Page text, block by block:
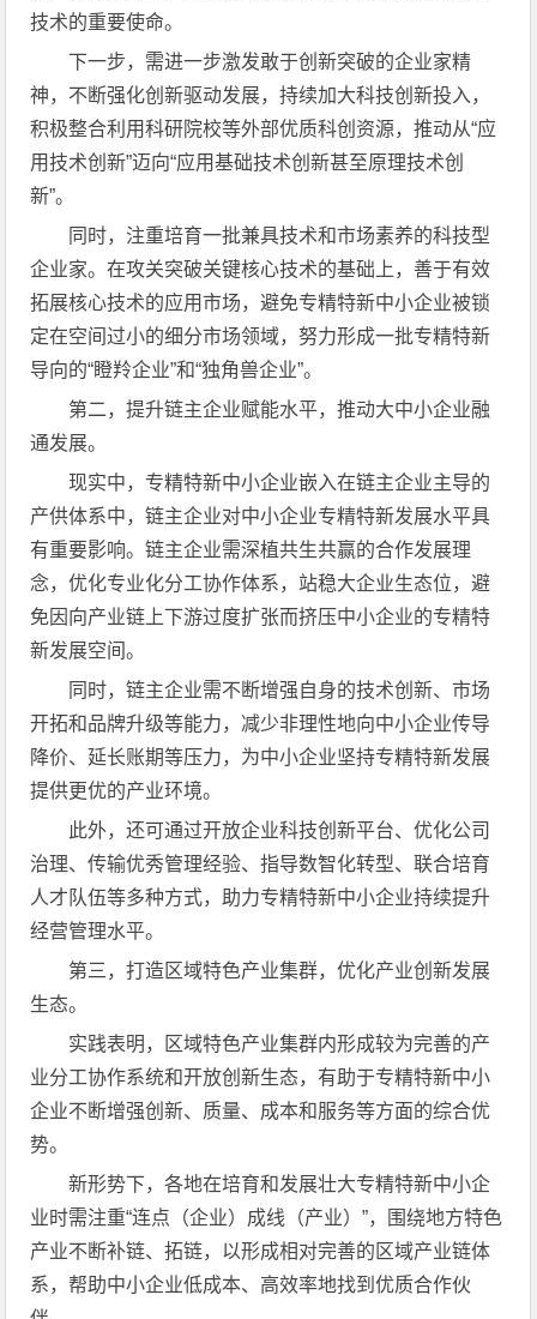
技术的重要使命。
下一步，需进一步激发敢于创新突破的企业家精
神，不断强化创新驱动发展，持续加大科技创新投入，
积极整合利用科研院校等外部优质科创资源，推动从“应
用技术创新”迈向“应用基础技术创新甚至原理技术创
新”。
同时，注重培育一批兼具技术和市场素养的科技型
企业家。在攻关突破关键核心技术的基础上，善于有效
拓展核心技术的应用市场，避免专精特新中小企业被锁
定在空间过小的细分市场领域，努力形成一批专精特新
导向的“瞪羚企业”和“独角兽企业”。
第二，提升链主企业赋能水平，推动大中小企业融
通发展。
现实中，专精特新中小企业嵌入在链主企业主导的
产供体系中，链主企业对中小企业专精特新发展水平具
有重要影响。链主企业需深植共生共赢的合作发展理
念，优化专业化分工协作体系，站稳大企业生态位，避
免因向产业链上下游过度扩张而挤压中小企业的专精特
新发展空间。
同时，链主企业需不断增强自身的技术创新、市场
开拓和品牌升级等能力，减少非理性地向中小企业传导
降价、延长账期等压力，为中小企业坚持专精特新发展
提供更优的产业环境。
此外，还可通过开放企业科技创新平台、优化公司
治理、传输优秀管理经验、指导数智化转型、联合培育
人才队伍等多种方式，助力专精特新中小企业持续提升
经营管理水平。
第三，打造区域特色产业集群，优化产业创新发展
生态。
实践表明，区域特色产业集群内形成较为完善的产
业分工协作系统和开放创新生态，有助于专精特新中小
企业不断增强创新、质量、成本和服务等方面的综合优
势。
新形势下，各地在培育和发展壮大专精特新中小企
业时需注重“连点（企业）成线（产业）”，围绕地方特色
产业不断补链、拓链，以形成相对完善的区域产业链体
系，帮助中小企业低成本、高效率地找到优质合作伙